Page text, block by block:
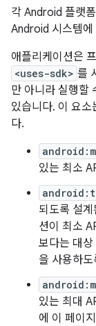
각 Android 플랫
Android 시스템에
애플리케이션은
<uses-sdk> 를
만 아니라 실행할
있습니다. 이 요소
다.
있는 최소
되도록 설
션이 최소
보다는 대
을 사용하
있는 최대
에 이 페이